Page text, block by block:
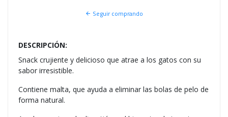
Seguir comprando
DESCRIPCIÓN:
Snack crujiente y delicioso que atrae a los gatos con su
sabor irresistible.
Contiene malta, que ayuda a eliminar las bolas de pelo de
forma natural.